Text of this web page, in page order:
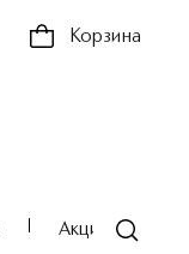
Корзина
Акции